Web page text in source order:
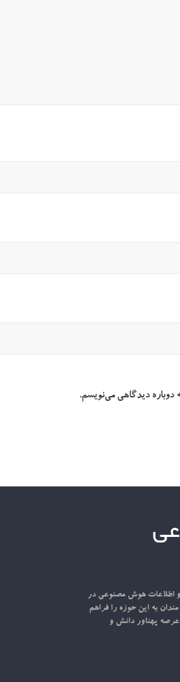
دوباره دیدگاهی می‌نویسم.
اطلاعات هوش مصنوعی در
به این حوزه را فراهم
پهناور دانش و